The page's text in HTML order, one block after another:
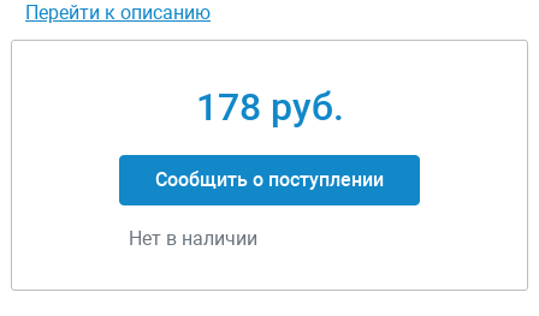
Перейти к описанию
178 руб.
Сообщить о поступлении
Нет в наличии